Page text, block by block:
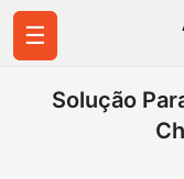
☰
Solução